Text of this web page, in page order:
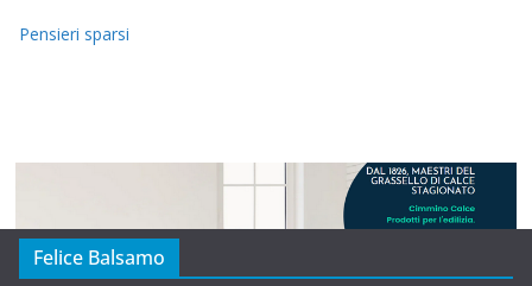
Pensieri sparsi
Felice Balsamo